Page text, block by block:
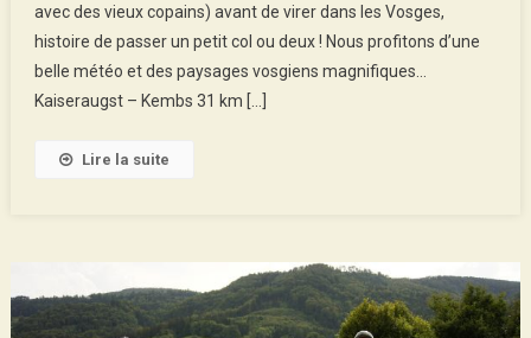
Vosges
avec des vieux copains) avant de virer dans les Vosges,
histoire de passer un petit col ou deux ! Nous profitons d’une
belle météo et des paysages vosgiens magnifiques…
Kaiseraugst – Kembs 31 km […]
Lire la suite